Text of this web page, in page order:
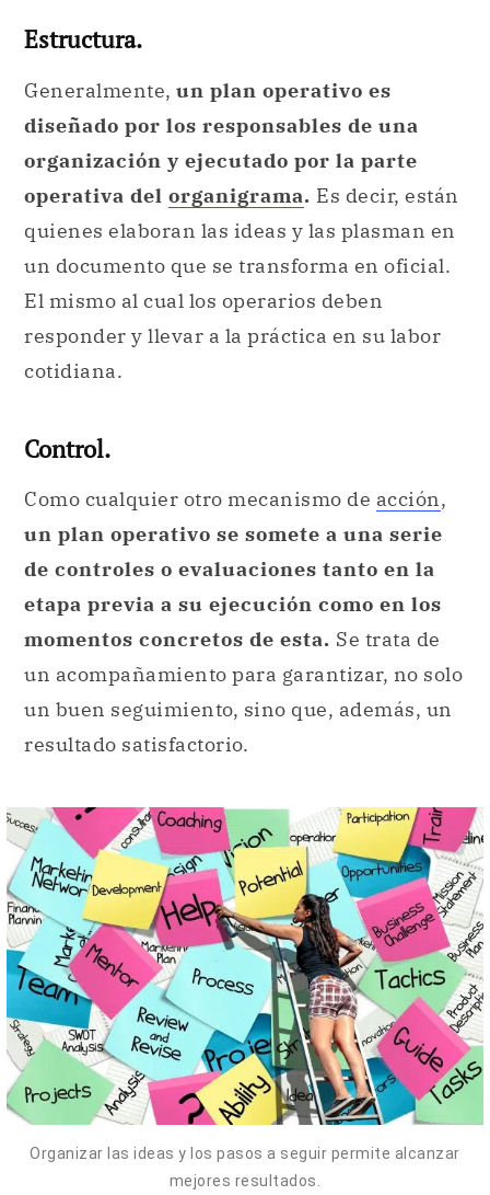
Estructura.
Generalmente, un plan operativo es
diseñado por los responsables de una
organización y ejecutado por la parte
operativa del organigrama. Es decir, están
quienes elaboran las ideas y las plasman en
un documento que se transforma en oficial.
El mismo al cual los operarios deben
responder y llevar a la práctica en su labor
cotidiana.
Control.
Como cualquier otro mecanismo de acción,
un plan operativo se somete a una serie
de controles o evaluaciones tanto en la
etapa previa a su ejecución como en los
momentos concretos de esta. Se trata de
un acompañamiento para garantizar, no solo
un buen seguimiento, sino que, además, un
resultado satisfactorio.
Organizar las ideas y los pasos a seguir permite alcanzar
mejores resultados.